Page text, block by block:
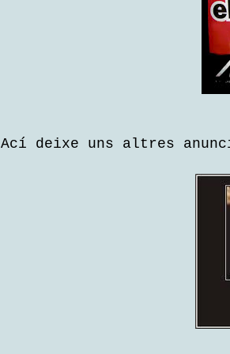
Ací deixe uns altres